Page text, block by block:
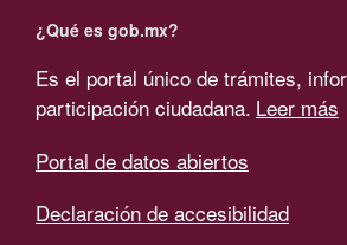
¿Qué es gob.mx?
Es el portal único de trámites,
participación ciudadana. Leer más
Portal de datos abiertos
Declaración de accesibilidad